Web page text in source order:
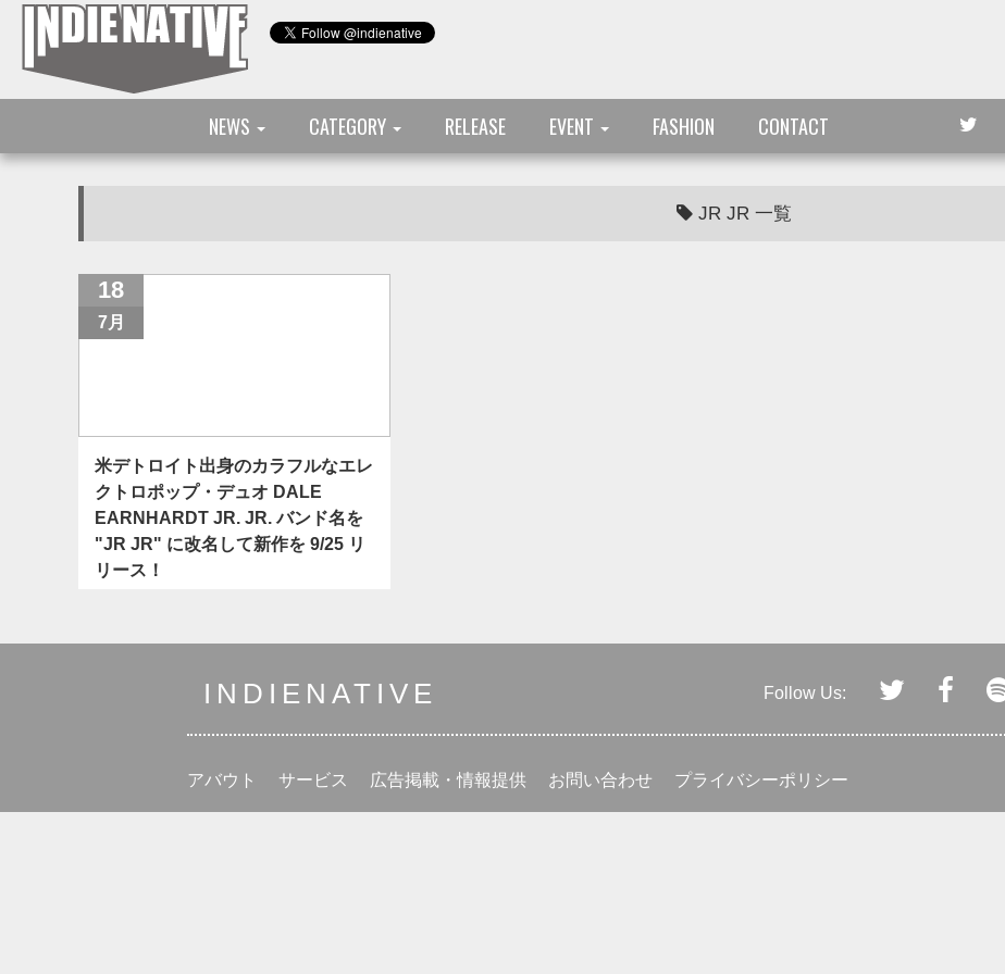
NEWS CATEGORY RELEASE EVENT FASHION CONTACT
JR JR 一覧
18
7月
米デトロイト出身のカラフルなエレ
クトロポップ・デュオ DALE
EARNHARDT JR. JR. バンド名を
"JR JR" に改名して新作を 9/25 リ
リース！
INDIENATIVE Follow Us:
アバウト サービス 広告掲載・情報提供 お問い合わせ プライバシーポリシー